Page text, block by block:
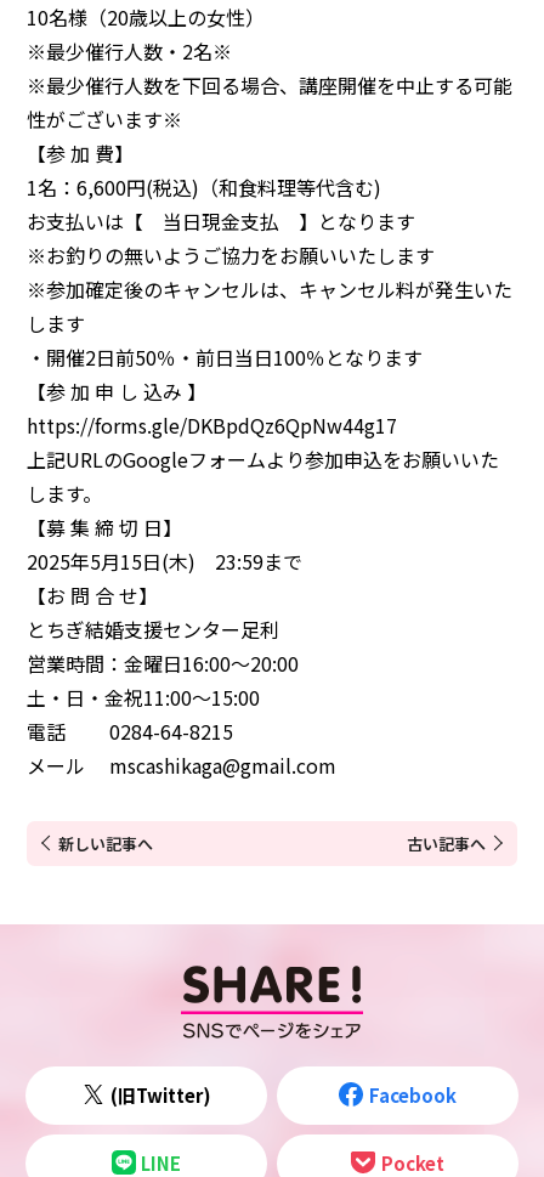
10名様（20歳以上の女性）
※最少催行人数・2名※
※最少催行人数を下回る場合、講座開催を中止する可能
性がございます※
【参 加 費】
1名：6,600円(税込)（和食料理等代含む)
お支払いは【 当日現金支払 】となります
※お釣りの無いようご協力をお願いいたします
※参加確定後のキャンセルは、キャンセル料が発生いた
します
・開催2日前50％・前日当日100％となります
【参 加 申 し 込み 】
https://forms.gle/DKBpdQz6QpNw44g17
上記URLのGoogleフォームより参加申込をお願いいた
します。
【募 集 締 切 日】
2025年5月15日(木) 23:59まで
【お 問 合 せ】
とちぎ結婚支援センター足利
営業時間：金曜日16:00～20:00
土・日・金祝11:00～15:00
電話 0284-64-8215
メール mscashikaga@gmail.com
新しい記事へ 古い記事へ
(旧Twitter) Facebook
LINE Pocket